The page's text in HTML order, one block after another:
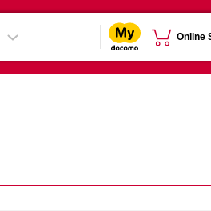
Online